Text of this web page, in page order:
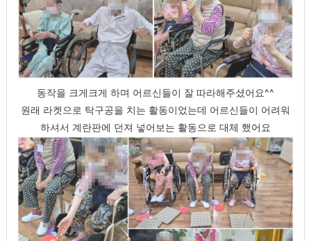
동작을 크게크게 하며 어르신들이 잘 따라해주셨어요^^
원래 라켓으로 탁구공을 치는 활동이었는데 어르신들이 어려워
하셔서 계란판에 던져 넣어보는 활동으로 대체 했어요